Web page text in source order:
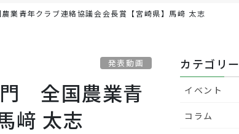
業青年クラブ連絡協議会会長賞【宮崎県】馬﨑 太志
発表動画
門 全国農業青
﨑 太志
カテゴリー
イベント
コラム